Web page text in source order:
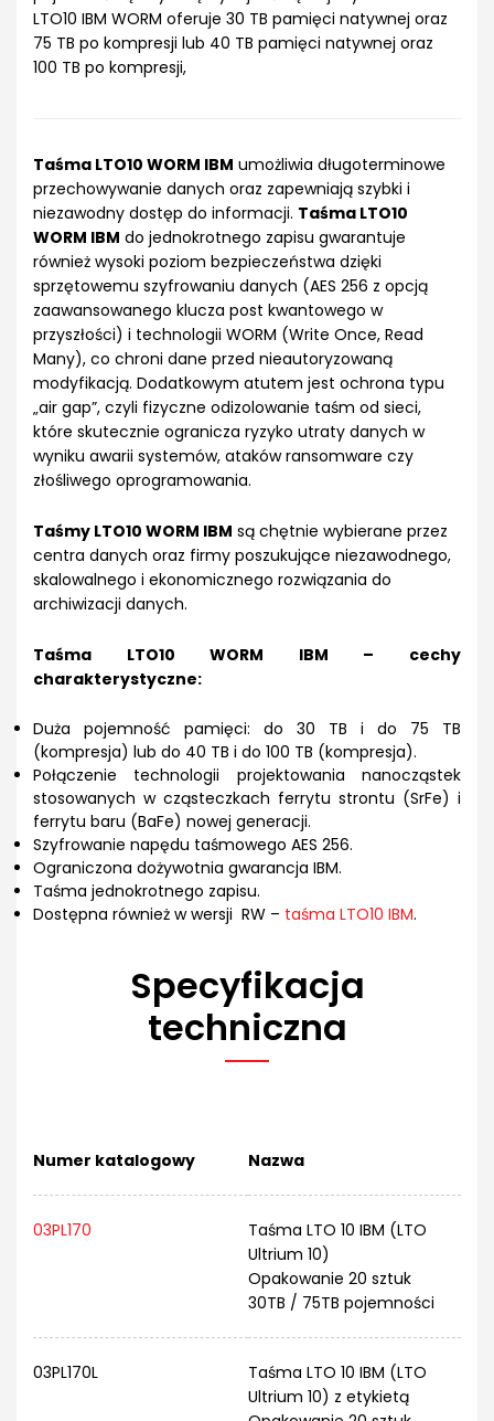
LTO10 IBM WORM oferuje 30 TB pamięci natywnej oraz
75 TB po kompresji lub 40 TB pamięci natywnej oraz
100 TB po kompresji,
Taśma LTO10 WORM IBM umożliwia długoterminowe
przechowywanie danych oraz zapewniają szybki i
niezawodny dostęp do informacji. Taśma LTO10
WORM IBM do jednokrotnego zapisu gwarantuje
również wysoki poziom bezpieczeństwa dzięki
sprzętowemu szyfrowaniu danych (AES 256 z opcją
zaawansowanego klucza post kwantowego w
przyszłości) i technologii WORM (Write Once, Read
Many), co chroni dane przed nieautoryzowaną
modyfikacją. Dodatkowym atutem jest ochrona typu
„air gap”, czyli fizyczne odizolowanie taśm od sieci,
które skutecznie ogranicza ryzyko utraty danych w
wyniku awarii systemów, ataków ransomware czy
złośliwego oprogramowania.
Taśmy LTO10 WORM IBM są chętnie wybierane przez
centra danych oraz firmy poszukujące niezawodnego,
skalowalnego i ekonomicznego rozwiązania do
archiwizacji danych.
Taśma LTO10 WORM IBM – cechy
charakterystyczne:
Duża pojemność pamięci: do 30 TB i do 75 TB
(kompresja) lub do 40 TB i do 100 TB (kompresja).
Połączenie technologii projektowania nanocząstek
stosowanych w cząsteczkach ferrytu strontu (SrFe) i
ferrytu baru (BaFe) nowej generacji.
Szyfrowanie napędu taśmowego AES 256.
Ograniczona dożywotnia gwarancja IBM.
Taśma jednokrotnego zapisu.
Dostępna również w wersji RW – taśma LTO10 IBM.
Specyfikacja
techniczna
Numer katalogowy Nazwa
03PL170
Taśma LTO 10 IBM (LTO
Ultrium 10)
Opakowanie 20 sztuk
30TB / 75TB pojemności
03PL170L
Taśma LTO 10 IBM (LTO
Ultrium 10) z etykietą